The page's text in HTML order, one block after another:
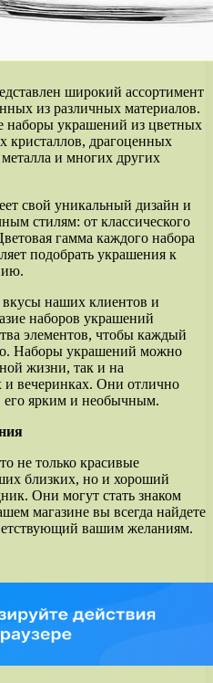
широкий ассортимент
из различных материалов.
наборы украшений из цветных
кристаллов, драгоценных
и многих других
свой уникальный дизайн и
стилям: от классического
гамма каждого набора
подобрать украшения к
наших клиентов и
наборов украшений
элементов, чтобы каждый
Наборы украшений можно
жизни, так и на
и вечеринках. Они отлично
его ярким и необычным.
не только красивые
близких, но и хороший
Они могут стать знаком
магазине вы всегда найдете
вашим желаниям.